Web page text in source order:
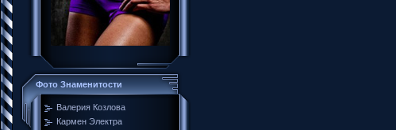
Фото Знаменитости
Валерия Козлова
Кармен Электра